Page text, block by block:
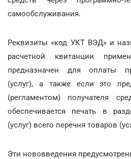
самообслуживания.
Реквизиты «код УКТ ВЭД» и
расчетной квитанции
предназначен для оплаты
(услуг), а также если это
(регламентом) получателя
обеспечивается печать в
(услуг) всего перечня товаров
Эти нововведения